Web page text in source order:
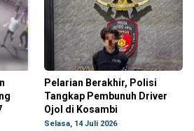
Pelarian Berakhir, Polisi
Tangkap Pembunuh Driver
Ojol di Kosambi
Selasa, 14 Juli 2026